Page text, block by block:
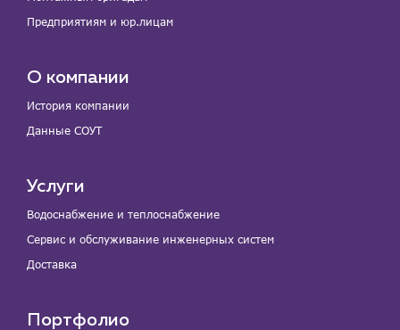
Предприятиям и юр.лицам
О компании
История компании
Данные СОУТ
Услуги
Водоснабжение и теплоснабжение
Сервис и обслуживание инженерных систем
Доставка
Портфолио